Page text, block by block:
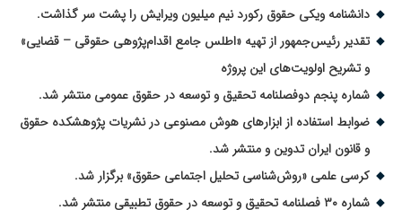
دانشنامه ویکی حقوق رکورد نیم میلیون ویرایش را پشت سر گذاشت.
تقدیر رئیس‌جمهور از تهیه «اطلس جامع اقدام‌پژوهی حقوقی – قضایی»
و تشریح اولویت‌های این پروژه
شماره پنجم دوفصلنامه تحقیق و توسعه در حقوق عمومی منتشر شد.
ضوابط استفاده از ابزارهای هوش مصنوعی در نشریات پژوهشکده حقوق
و قانون ایران تدوین و منتشر شد.
کرسی علمی «روش‌شناسی تحلیل اجتماعی حقوق» برگزار شد.
شماره ۳۰ فصلنامه تحقیق و توسعه در حقوق تطبیقی منتشر شد.